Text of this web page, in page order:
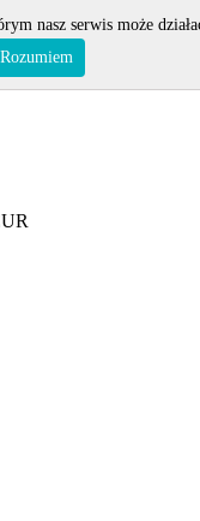
nasz serwis może
Rozumiem